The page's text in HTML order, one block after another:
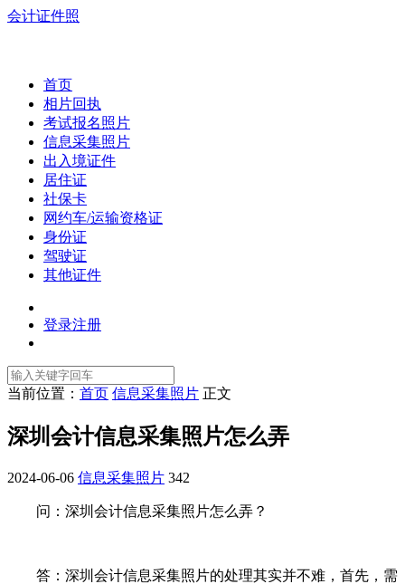
会计证件照
首页
相片回执
考试报名照片
信息采集照片
出入境证件
居住证
社保卡
网约车/运输资格证
身份证
驾驶证
其他证件
登录注册
当前位置： 首页 信息采集照片 正文
深圳会计信息采集照片怎么弄
2024-06-06 信息采集照片 342
问：深圳会计信息采集照片怎么弄？
答：深圳会计信息采集照片的处理其实并不难，首先，需